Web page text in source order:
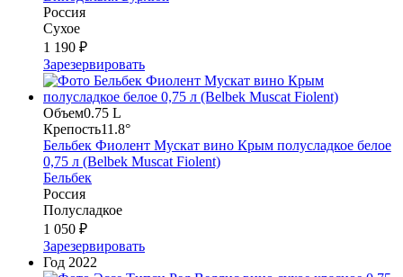
Россия
Сухое
1 190 ₽
Зарезервировать
Объем0.75 L
Крепость11.8°
Бельбек Фиолент Мускат вино Крым полусладкое белое
0,75 л (Belbek Muscat Fiolent)
Бельбек
Россия
Полусладкое
1 050 ₽
Зарезервировать
Год 2022